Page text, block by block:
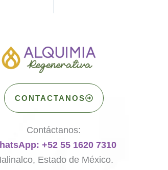
CONTACTANOS
Contáctanos:
+52 55 1620 7310
Estado de México.